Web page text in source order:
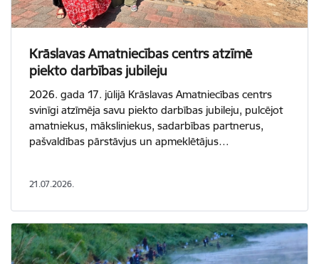
Krāslavas Amatniecības centrs atzīmē
piekto darbības jubileju
2026. gada 17. jūlijā Krāslavas Amatniecības centrs
svinīgi atzīmēja savu piekto darbības jubileju, pulcējot
amatniekus, māksliniekus, sadarbības partnerus,
pašvaldības pārstāvjus un apmeklētājus…
21.07.2026.